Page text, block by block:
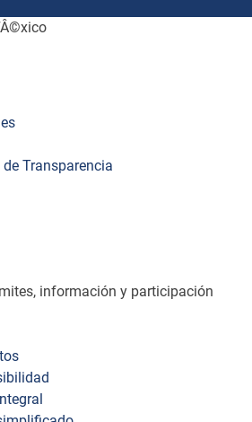
how to embed google map in website
Transparencia
información y participación